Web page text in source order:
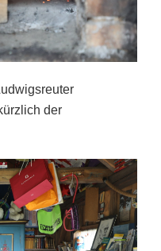
der